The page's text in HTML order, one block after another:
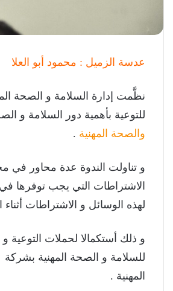
عدسة الزميل : محمود أبو العلا
نظَّمت إدارة السلامة و الصحة
للتوعية بأهمية دور السلامة و
والصحة المهنية .
و تناولت الندوة عدة محاور في
الاشتراطات التي يجب توفرها في
لهذه الوسائل و الاشتراطات
و ذلك أستكمالا لحملات التوعية
للسلامة و الصحة المهنية بشركة
المهنية .